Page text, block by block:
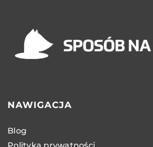
NAWIGACJA
Blog